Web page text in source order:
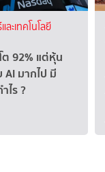
ะเทคโนโลยี
ต 92% แต่หุ้น
AI มากไป มี
ไร ?